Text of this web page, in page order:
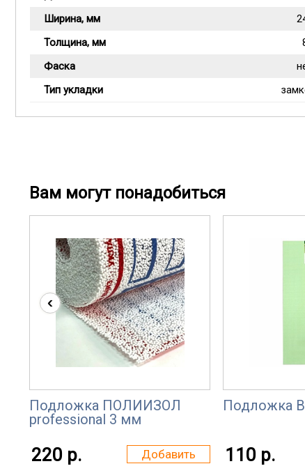
Ширина, мм
Толщина, мм
Фаска
Тип укладки
Вам могут понадобиться
Подложка ПОЛИИЗОЛ
professional 3 мм
220 р. Добавить
Подложка
110 р.
‹